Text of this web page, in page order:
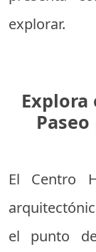
explorar.
El Centro
el punto